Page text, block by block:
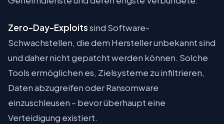
Zero-Day-Exploitssind Software-
Schwachstellen, die dem Hersteller unbekannt sind
und daher nicht gepatcht werden können. Solche
Tools ermöglichen es, Zielsysteme zu infiltrieren,
Daten abzugreifen oder Ransomware
einzuschleusen – bevor überhaupt eine
Verteidigung existiert.